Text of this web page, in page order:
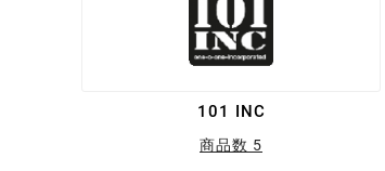
101 INC
商品数 5